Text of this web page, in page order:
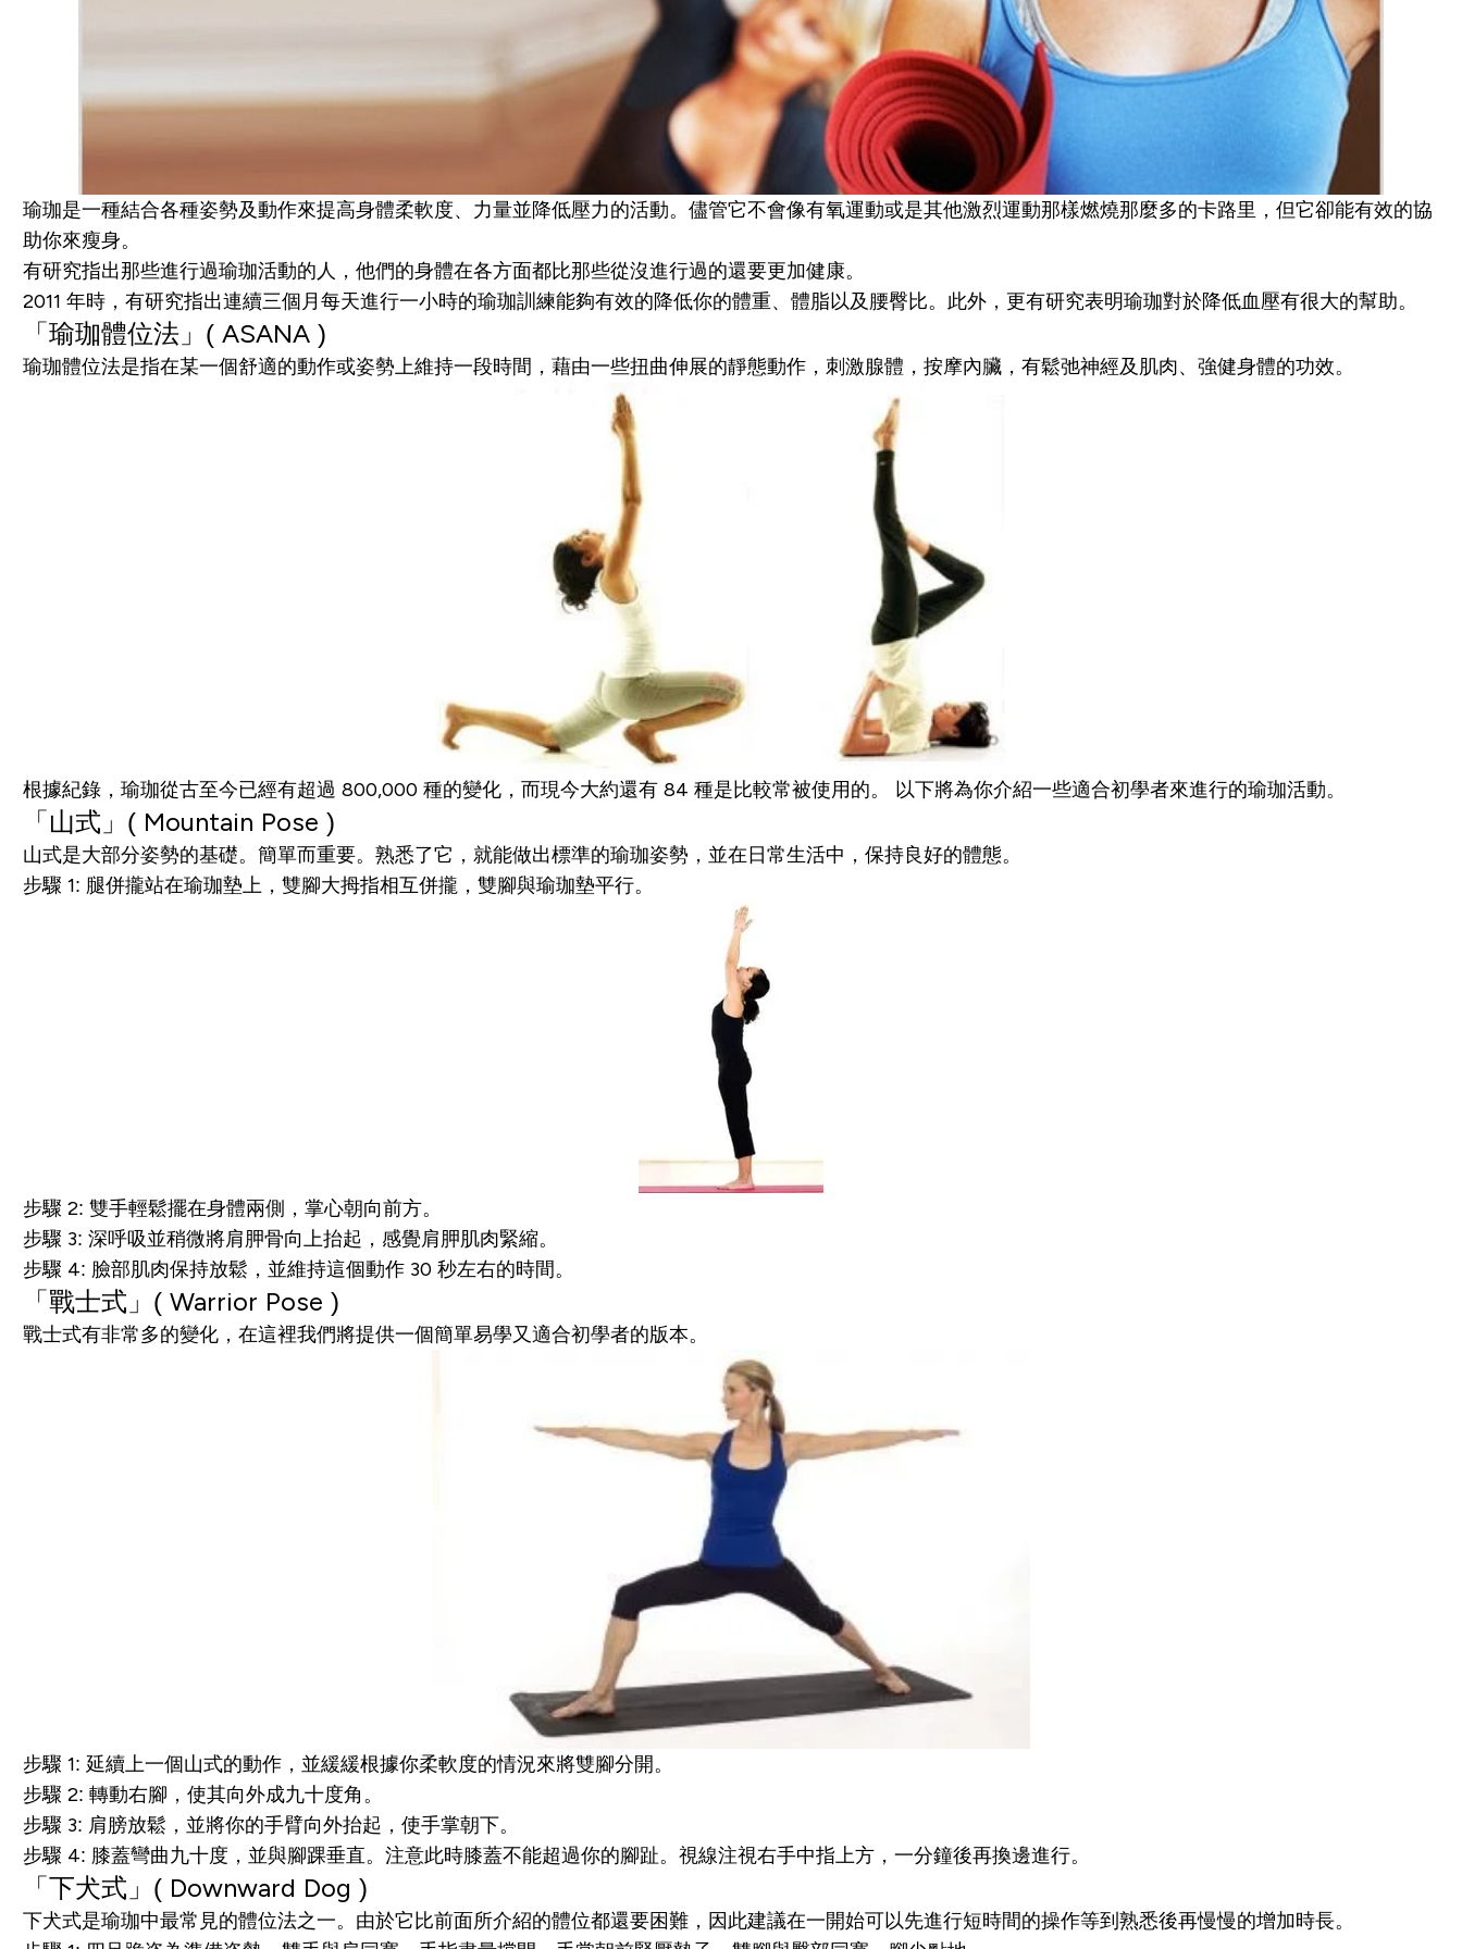
瑜珈是一種結合各種姿勢及動作來提高身體柔軟度、力量並降低壓力的活動。儘管它不會像有氧運動或是其他激烈運動那樣燃燒那麼多的卡路里，但它卻能有效的協
助你來瘦身。
有研究指出那些進行過瑜珈活動的人，他們的身體在各方面都比那些從沒進行過的還要更加健康。
2011 年時，有研究指出連續三個月每天進行一小時的瑜珈訓練能夠有效的降低你的體重、體脂以及腰臀比。此外，更有研究表明瑜珈對於降低血壓有很大的幫助。
「 瑜珈體位法」( ASANA )
瑜珈體位法是指在某一個舒適的動作或姿勢上維持一段時間，藉由一些扭曲伸展的靜態動作，刺激腺體，按摩內臟，有鬆弛神經及肌肉、強健身體的功效。
根據紀錄，瑜珈從古至今已經有超過 800,000 種的變化，而現今大約還有84 種是比較常被使用的。 以下將為你介紹一些適合初學者來進行的瑜珈活動。
「 山式 」 (Mountain Pose )
山式是大部分姿勢的基礎。簡單而重要。熟悉了它，就能做出標準的瑜珈姿勢，並在日常生活中，保持良好的體態。
步驟 1: 腿併攏站在瑜珈墊上，雙腳大拇指相互併攏，雙腳與瑜珈墊平行。
步驟 2: 雙手輕鬆擺在身體兩側，掌心朝向前方。
步驟 3: 深呼吸並稍微將肩胛骨向上抬起，感覺肩胛肌肉緊縮。
步驟 4: 臉部肌肉保持放鬆，並維持這個動作 30 秒左右的時間。
「 戰士式 」( Warrior Pose )
戰士式有非常多的變化，在這裡我們將提供一個簡單易學又適合初學者的版本。
步驟 1: 延續上一個山式的動作，並緩緩根據你柔軟度的情況來將雙腳分開。
步驟 2: 轉動右腳，使其向外成九十度角。
步驟 3: 肩膀放鬆，並將你的手臂向外抬起，使手掌朝下。
步驟 4: 膝蓋彎曲九十度，並與腳踝垂直。注意此時膝蓋不能超過你的腳趾。視線注視右手中指上方，一分鐘後再換邊進行。
「下犬式 」( Downward Dog )
下犬式是瑜珈中最常見的體位法之一。由於它比前面所介紹的體位都還要困難，因此建議在一開始可以先進行短時間的操作等到熟悉後再慢慢的增加時長。